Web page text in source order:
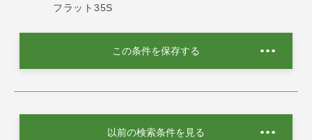
フラット35S
この条件を保存する
以前の検索条件を見る